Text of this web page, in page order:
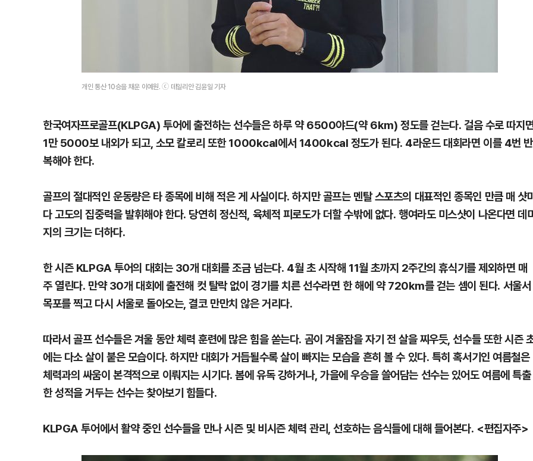
개인 통산 10승을 채운 이예원. ⓒ 데일리안 김윤일 기자
한국여자프로골프(KLPGA) 투어에 출전하는 선수들은 하루 약 6500야드(약 6km) 정도를 걷는다. 걸음 수로 따지
1만 5000보 내외가 되고, 소모 칼로리 또한 1000kcal에서 1400kcal 정도가 된다. 4라운드 대회라면 이를 4번 반
복해야 한다.
골프의 절대적인 운동량은 타 종목에 비해 적은 게 사실이다. 하지만 골프는 멘탈 스포츠의 대표적인 종목인 만큼 매 샷
다 고도의 집중력을 발휘해야 한다. 당연히 정신적, 육체적 피로도가 더할 수밖에 없다. 행여라도 미스샷이 나온다면 데
지의 크기는 더하다.
한 시즌 KLPGA 투어의 대회는 30개 대회를 조금 넘는다. 4월 초 시작해 11월 초까지 2주간의 휴식기를 제외하면 매
주 열린다. 만약 30개 대회에 출전해 컷 탈락 없이 경기를 치른 선수라면 한 해에 약 720km를 걷는 셈이 된다. 서울서
목포를 찍고 다시 서울로 돌아오는, 결코 만만치 않은 거리다.
따라서 골프 선수들은 겨울 동안 체력 훈련에 많은 힘을 쏟는다. 곰이 겨울잠을 자기 전 살을 찌우듯, 선수들 또한 시즌
에는 다소 살이 붙은 모습이다. 하지만 대회가 거듭될수록 살이 빠지는 모습을 흔히 볼 수 있다. 특히 혹서기인 여름철은
체력과의 싸움이 본격적으로 이뤄지는 시기다. 봄에 유독 강하거나, 가을에 우승을 쓸어담는 선수는 있어도 여름에 특출
한 성적을 거두는 선수는 찾아보기 힘들다.
KLPGA 투어에서 활약 중인 선수들을 만나 시즌 및 비시즌 체력 관리, 선호하는 음식들에 대해 들어본다. <편집자주>